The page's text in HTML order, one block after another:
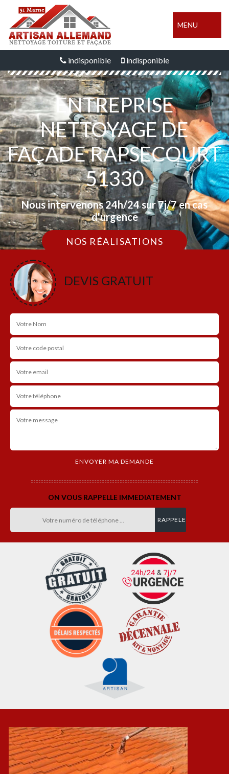
MENU
indisponible indisponible
ENTREPRISE
NETTOYAGE DE
FAÇADE RAPSECOURT
51330
Nous intervenons 24h/24 sur 7j/7 en cas
d'urgence
NOS RÉALISATIONS
DEVIS GRATUIT
ON VOUS RAPPELLE IMMEDIATEMENT